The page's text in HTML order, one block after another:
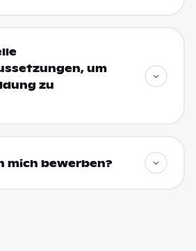
um
zu
mich bewerben?